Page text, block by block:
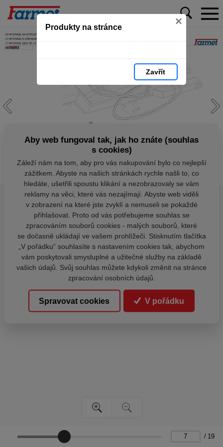
Produkty na stránce ×
Zavřít
/ 19
Aby web fungoval tak, jak ho znáte (souhlas
s cookies)
Záleží nám na tom, aby pro vás nakupování bylo co nejlepší
zážitkem. Abyste na našich stránkách rychle našli to, co
hledáte, ušetřili spoustu klikání a nezobrazovaly se vám
reklamy na věci, které vás nezajímají. Abyste web viděli
v zobrazení na které jste zvyklí a nemuseli se pokaždé
přihlašovat. Proto od vás potřebujeme souhlas se
zpracováním souborů cookies - malých souborů, které
se dočasně ukládají ve vašem prohlížeči. Stisknutím tlačítka
„V pořádku“ souhlasíte s nastavením cookies tak, abychom
vám poskytovali smysluplné a užitečné služby na základě
vašich údajů. Svůj souhlas můžete kdykoli změnit na stránce
zpracování osobních údajů.
Spravovat cookies V pořádku